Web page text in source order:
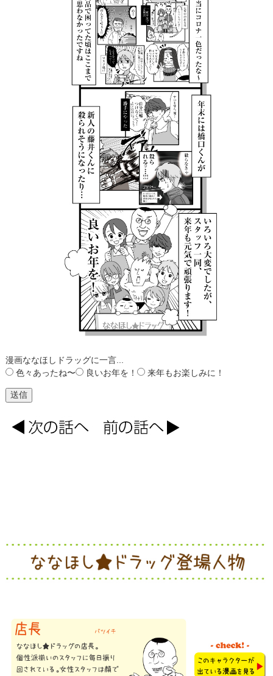
漫画ななほしドラッグに一言...
色々あったね〜
良いお年を！ 来年もお楽しみに！